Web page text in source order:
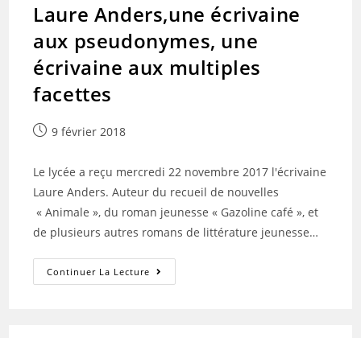
Laure Anders,une écrivaine
aux pseudonymes, une
écrivaine aux multiples
facettes
Publication
9 février 2018
Le lycée a reçu mercredi 22 novembre 2017 l'écrivaine
Laure Anders. Auteur du recueil de nouvelles
« Animale », du roman jeunesse « Gazoline café », et
de plusieurs autres romans de littérature jeunesse…
Continuer La Lecture Laure
Anders,une